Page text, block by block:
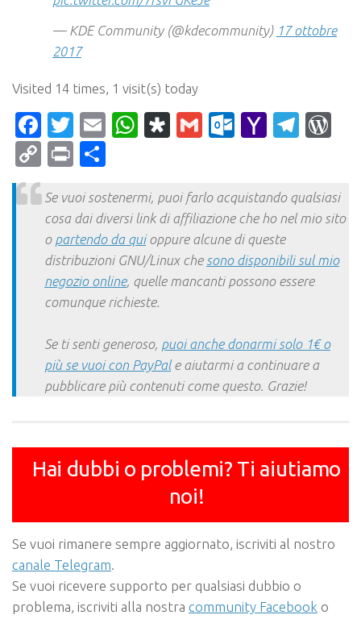
— KDE Community (@kdecommunity) 17 ottobre
2017
Visited 14 times, 1 visit(s) today
Facebook
Twitter
EmailWhatsApp
Diaspora
Gmail Yahoo
CopyPrint
Se vuoi sostenermi, puoi farlo acquistando qualsiasi
cosa dai diversi link di affiliazione che ho nel mio sito
o partendo da quioppure alcune di queste
distribuzioni GNU/Linux che sono disponibili sul mio
negozio online, quelle mancanti possono essere
comunque richieste.
Se ti senti generoso, puoi anche donarmi solo 1€ o
più se vuoi con PayPale aiutarmi a continuare a
pubblicare più contenuti come questo. Grazie!
Hai dubbi o problemi? Ti aiutiamo
noi!
Se vuoi rimanere sempre aggiornato, iscriviti al nostro
canale Telegram.
Se vuoi ricevere supporto per qualsiasi dubbio o
problema, iscriviti alla nostra community Facebook o